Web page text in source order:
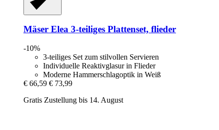
Mäser Elea 3-​teiliges Plattenset, flieder
-10%
3-teiliges Set zum stilvollen Servieren
Individuelle Reaktivglasur in Flieder
Moderne Hammerschlagoptik in Weiß
€ 66,59 € 73,99
Gratis Zustellung bis 14. August